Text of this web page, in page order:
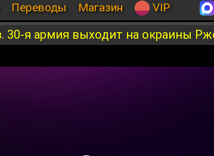
Переводы Магазин VIP
30-я армия выходит на окраины